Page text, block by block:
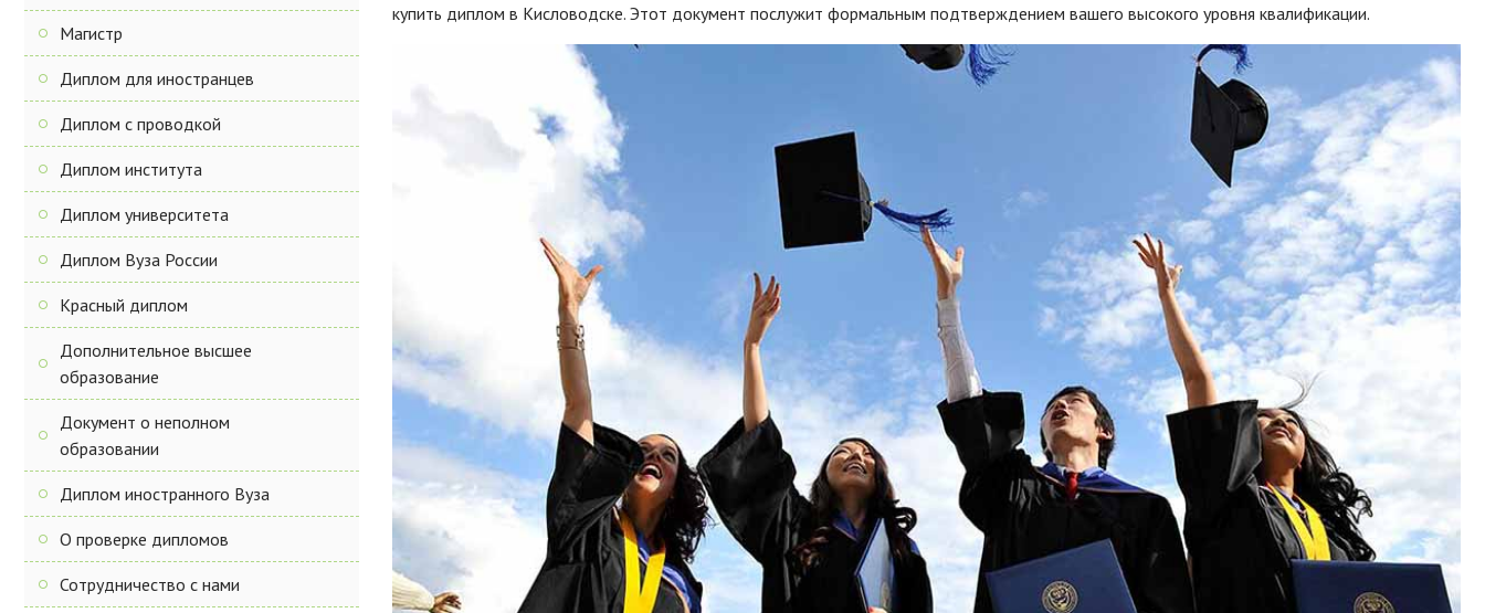
Магистр
Диплом для иностранцев
Диплом с проводкой
Диплом института
Диплом университета
Диплом Вуза России
Красный диплом
Дополнительное высшее
образование
Документ о неполном
образовании
Диплом иностранного Вуза
О проверке дипломов
Сотрудничество с нами
купить диплом в Кисловодске. Этот документ послужит формальным подтверждением вашего высокого уровня квалификации.